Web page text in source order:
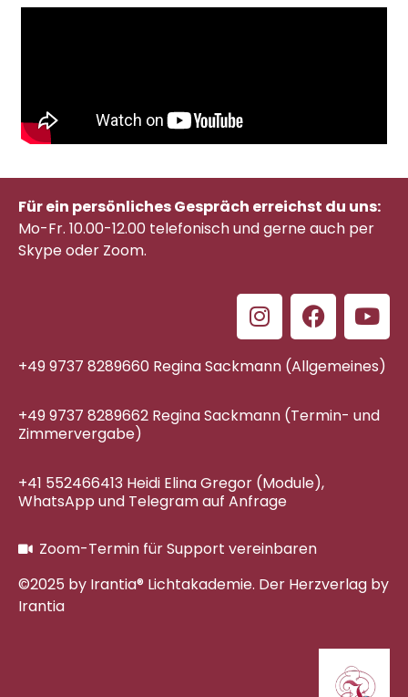
Für ein persönliches Gespräch erreichst du uns:
Mo-Fr. 10.00-12.00 telefonischund gerne auch per
Skype oder Zoom.
+49 9737 8289660 Regina Sackmann (Allgemeines)
+49 9737 8289662 Regina Sackmann (Termin- und
Zimmervergabe)
+41 552466413 Heidi Elina Gregor (Module),
WhatsApp und Telegram auf Anfrage
Zoom-Termin für Support vereinbaren
©2025 by Irantia® Lichtakademie. Der Herzverlag by
Irantia